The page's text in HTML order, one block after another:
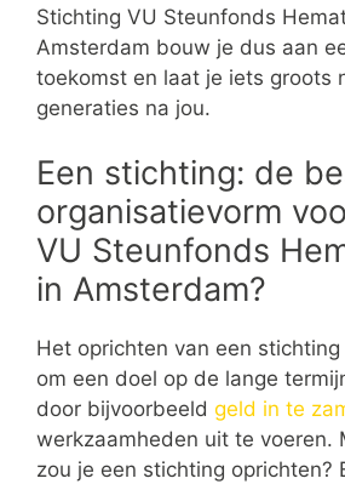
Stichting VU Steunfonds
Amsterdam bouw je dus aan
toekomst en laat je iets groots
generaties na jou.
Een stichting: de
organisatievorm
VU Steunfonds
in Amsterdam?
Het oprichten van een
om een doel op de lange
door bijvoorbeeld geld in te
werkzaamheden uit te voeren.
zou je een stichting oprichten?